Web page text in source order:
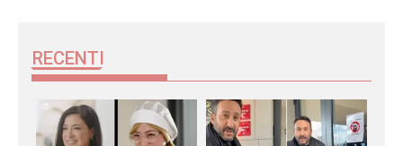
RECENTI